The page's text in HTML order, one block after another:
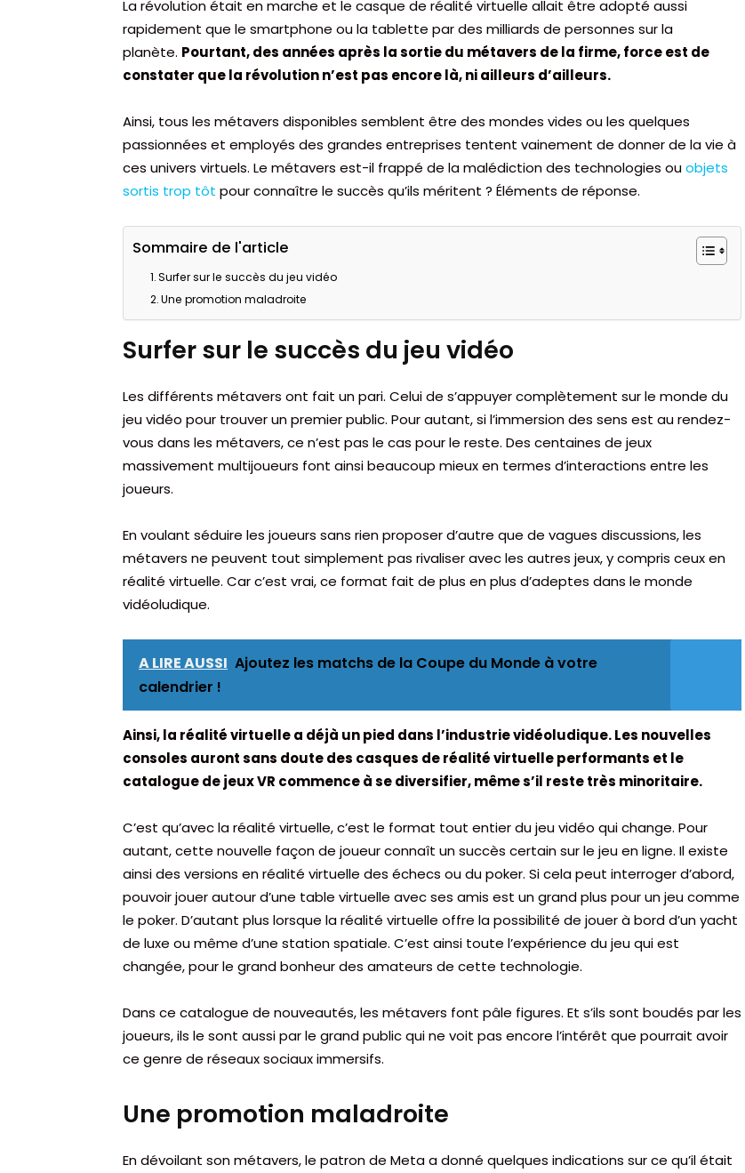
La révolution était en marche et le casque de réalité virtuelle allait être adopté aussi
rapidement que le smartphone ou la tablette par des milliards de personnes sur la
planète. Pourtant, des années après la sortie du métavers de la firme, force est de
constater que la révolution n’est pas encore là, ni ailleurs d’ailleurs.
Ainsi, tous les métavers disponibles semblent être des mondes vides ou les quelques
passionnées et employés des grandes entreprises tentent vainement de donner de la vie à
ces univers virtuels. Le métavers est-il frappé de la malédiction des technologies ouobjets
sortis trop tôt pour connaître le succès qu’ils méritent ? Éléments de réponse.
Sommaire de l'article
Surfer sur le succès du jeu vidéo
Une promotion maladroite
Surfer sur le succès du jeu vidéo
Les différents métavers ont fait un pari. Celui de s’appuyer complètement sur le monde du
jeu vidéo pour trouver un premier public. Pour autant, si l’immersion des sens est au rendez-
vous dans les métavers, ce n’est pas le cas pour le reste. Des centaines de jeux
massivement multijoueurs font ainsi beaucoup mieux en termes d’interactions entre les
joueurs.
En voulant séduire les joueurs sans rien proposer d’autre que de vagues discussions, les
métavers ne peuvent tout simplement pas rivaliser avec les autres jeux, y compris ceux en
réalité virtuelle. Car c’est vrai, ce format fait de plus en plus d’adeptes dans le monde
vidéoludique.
A LIRE AUSSI Ajoutez les matchs de la Coupe du Monde à votre
calendrier !
Ainsi, la réalité virtuelle a déjà un pied dans l’industrie vidéoludique. Les nouvelles
consoles auront sans doute des casques de réalité virtuelle performants et le
catalogue de jeux VR commence à se diversifier, même s’il reste très minoritaire.
C’est qu’avec la réalité virtuelle, c’est le format tout entier du jeu vidéo qui change. Pour
autant, cette nouvelle façon de joueur connaît un succès certain sur le jeu en ligne. Il existe
ainsi des versions en réalité virtuelle des échecs ou du poker. Si cela peut interroger d’abord,
pouvoir jouer autour d’une table virtuelle avec ses amis est un grand plus pour un jeu comme
le poker. D’autant plus lorsque la réalité virtuelle offre la possibilité de jouer à bord d’un yacht
de luxe ou même d’une station spatiale. C’est ainsi toute l’expérience du jeu qui est
changée, pour le grand bonheur des amateurs de cette technologie.
Dans ce catalogue de nouveautés, les métavers font pâle figures. Et s’ils sont boudés par les
joueurs, ils le sont aussi par le grand public qui ne voit pas encore l’intérêt que pourrait avoir
ce genre de réseaux sociaux immersifs.
Une promotion maladroite
En dévoilant son métavers, le patron de Meta a donné quelques indications sur ce qu’il était